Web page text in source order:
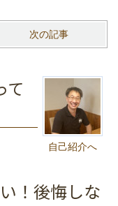
次の記事
自己紹介へ
て
！後悔しな